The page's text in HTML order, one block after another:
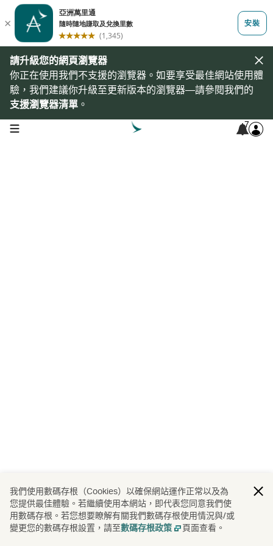
請升級您的網頁瀏覽器
你正在使用我們不支援的瀏覽器。如要享受最佳網站使用體
驗，我們建議你升級至更新版本的瀏覽器—請參閱我們的
支援瀏覽器清單 。
open navigation menu 7
我們使用數碼存根（Cookies）以確保網站運作正常以及為
您提供最佳體驗。若繼續使用本網站，即代表您同意我們使
用數碼存根。若您想要瞭解有關我們數碼存根使用情況與/或
變更您的數碼存根設置，請至數碼存根政策 頁面查看。